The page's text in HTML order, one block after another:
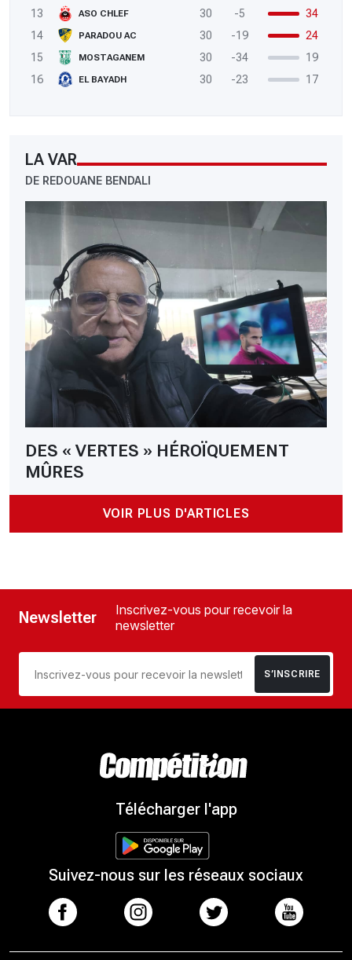
13
ASO CHLEF 30 -5
34
14
PARADOU AC 30 -19
24
15
MOSTAGANEM 30 -34
19
16
EL BAYADH 30 -23 17
LA VAR
DE REDOUANE BENDALI
DES « VERTES » HÉROÏQUEMENT
MÛRES
VOIR PLUS D'ARTICLES
Newsletter
Inscrivez-vous pour recevoir la
newsletter
S’INSCRIRE
Télécharger l'app
Suivez-nous sur les réseaux sociaux